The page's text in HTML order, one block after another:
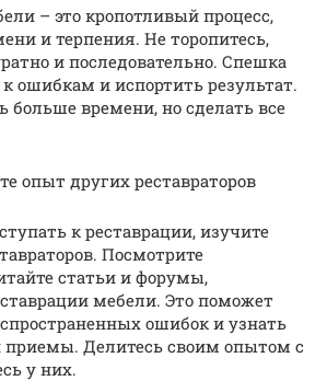
– это кропотливый процесс,
и терпения. Не торопитесь,
и последовательно. Спешка
ошибкам и испортить результат.
больше времени, но сделать все
опыт других реставраторов
к реставрации, изучите
Посмотрите
статьи и форумы,
мебели. Это поможет
ошибок и узнать
приемы. Делитесь своим опытом с
у них.